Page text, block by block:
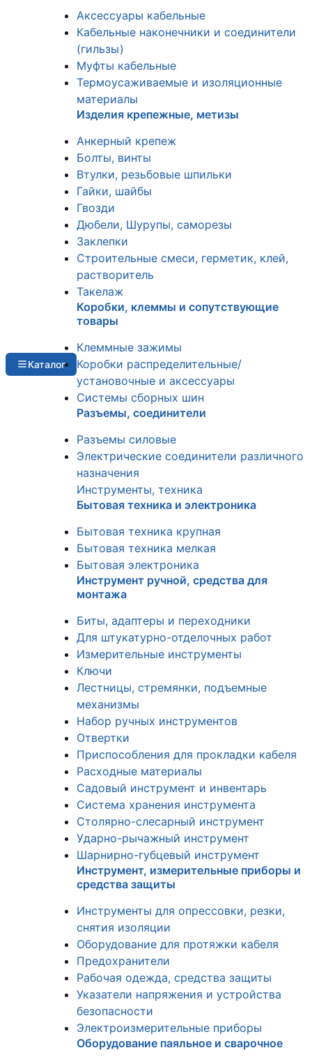
Каталог
Аксессуары кабельные
Кабельные наконечники и соединители
(гильзы)
Муфты кабельные
Термоусаживаемые и изоляционные
материалы
Изделия крепежные, метизы
Анкерный крепеж
Болты, винты
Втулки, резьбовые шпильки
Гайки, шайбы
Гвозди
Дюбели, Шурупы, саморезы
Заклепки
Строительные смеси, герметик, клей,
растворитель
Такелаж
Коробки, клеммы и сопутствующие
товары
Клеммные зажимы
Коробки распределительные/
установочные и аксессуары
Системы сборных шин
Разъемы, соединители
Разъемы силовые
Электрические соединители различного
назначения
Инструменты, техника
Бытовая техника и электроника
Бытовая техника крупная
Бытовая техника мелкая
Бытовая электроника
Инструмент ручной, средства для
монтажа
Биты, адаптеры и переходники
Для штукатурно-отделочных работ
Измерительные инструменты
Ключи
Лестницы, стремянки, подъемные
механизмы
Набор ручных инструментов
Отвертки
Приспособления для прокладки кабеля
Расходные материалы
Садовый инструмент и инвентарь
Система хранения инструмента
Столярно-слесарный инструмент
Ударно-рычажный инструмент
Шарнирно-губцевый инструмент
Инструмент, измерительные приборы и
средства защиты
Инструменты для опрессовки, резки,
снятия изоляции
Оборудование для протяжки кабеля
Предохранители
Рабочая одежда, средства защиты
Указатели напряжения и устройства
безопасности
Электроизмерительные приборы
Оборудование паяльное и сварочное